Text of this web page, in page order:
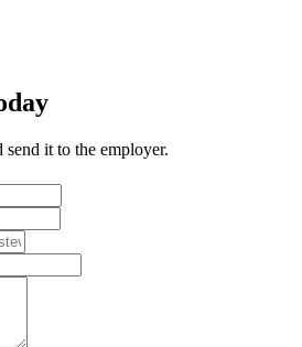
it to the employer.